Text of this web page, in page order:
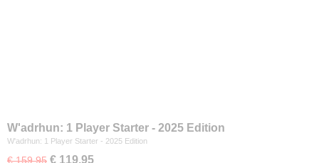
W'adrhun: 1 Player Starter - 2025 Edition
W'adrhun: 1 Player Starter - 2025 Edition
€ 159,95 € 119,95